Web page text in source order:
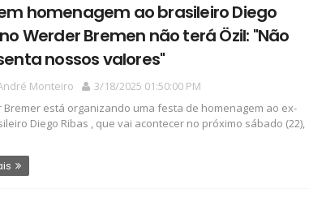
homenagem ao brasileiro Diego
Werder Bremen não terá Özil: "Não
nossos valores"
Monteiro
3/18/2025 01:50:00 PM
Bremer está organizando uma festa de homenagem ao ex-
Diego Ribas , que vai acontecer no próximo sábado (22),